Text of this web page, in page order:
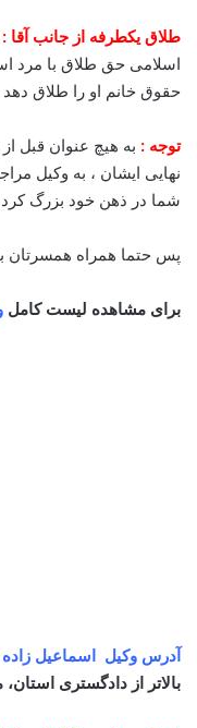
طلاق یکطرفه از جانب آقا :
اسلامی حق طلاق با مرد
حقوق خانم او را طلاق دهد .
توجه : به هیچ عنوان قبل
نهایی ایشان ، به وکیل
شما در ذهن خود بزرگ
پس حتما همراه همسرتان
برای مشاهده لیست کامل
آدرس وکیل اسماعیل
بالاتر از دادگستری استان،